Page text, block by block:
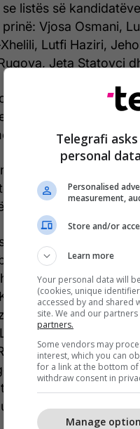
listës së
Vjosa Osmani,
Lutfi Haziri,
Jeta Statovci
se renditja
partiake dhe
figurave të vjetra
listën e plotë në
kalojë procesin e
për
Xhelili;
Sadriu;
Telegrafi
personal
Personalised
measurement,
Store and/or
Learn more
Your personal data will
(cookies, unique
accessed by and shared
site. We and our
partners.
Some vendors may
interest, which you can
for a link at the bottom
withdraw consent in
Manage